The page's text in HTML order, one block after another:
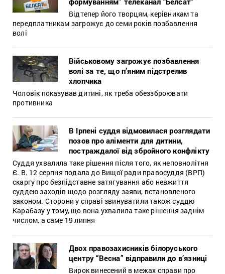
Відтепер його творцям, керівникам та
передплатникам загрожує до семи років позбавлення
волі
Військовому загрожує позбавлення
волі за те, що п’яним підстрелив
хлопчика
Чоловік показував дитині, як треба обеззброювати
противника
В Ірпені суддя відмовилася розглядати
позов про аліменти для дитини,
постраждалої від збройного конфлікту
Суддя ухвалила таке рішення після того, як неповнолітня
Є. В. 12 серпня подала до Вищої ради правосуддя (ВРП)
скаргу про безпідставне затягування або невжиття
суддею заходів щодо розгляду заяви, встановленого
законом. Сторони у справі звинуватили також суддю
Карабазу у тому, що вона ухвалила таке рішення заднім
числом, а саме 19 липня
Двох правозахисників білоруського
центру “Весна” відправили до в’язниці
Вирок винесений в межах справи про